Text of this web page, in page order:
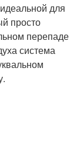
для
просто
перепаде
система